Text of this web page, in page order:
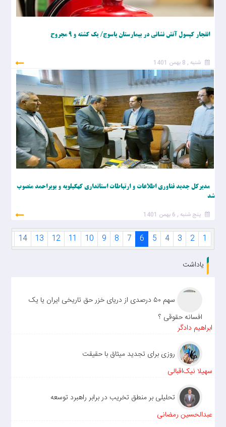
یاداشت
سهم ۵۰ درصدی از دریای خزر حق تاریخی ایران یا یک
افسانه حقوقی ؟
ابراهیم دادگر
روزی برای تجدید میثاق با حقیقت
سهیلا نیک‌اقبالی
تحلیلی بر منطق تخریب در برابر راهبرد توسعه
عبدالحسین رمضانی
انفجار کپسول آتش نشانی در بیمارستان یاسوج/ یک کشته و 9 مجروح
شنبه , 8 بهمن 1401
مدیرکل جدید فناوری اطلاعات و ارتباطات استانداری کهگیلویه و بویراحمد منصوب
شد
پنج شنبه , 6 بهمن 1401
1
2
3
4
5
6
7
8
9
10
11
12
13
14